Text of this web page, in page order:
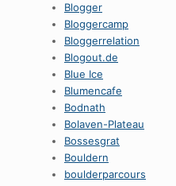
Blogger
Bloggercamp
Bloggerrelation
Blogout.de
Blue Ice
Blumencafe
Bodnath
Bolaven-Plateau
Bossesgrat
Bouldern
boulderparcours